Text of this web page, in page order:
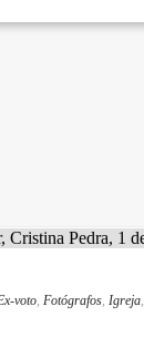
voto, Fotógrafos, Igreja,